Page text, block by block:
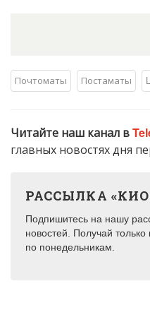
Почтоматы Постаматы
Читайте наш канал в
главных новостях дня
РАССЫЛКА
Подпишитесь на нашу
новостей. Получай
по понедельникам.